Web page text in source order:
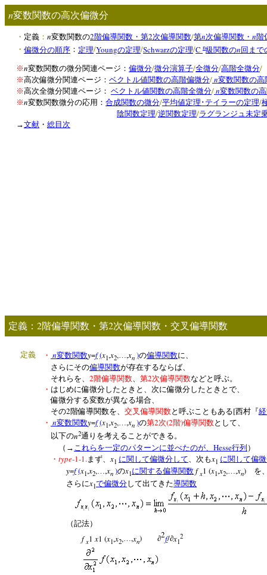
n変数関数の高次偏微分
・ 定義 ： n変数関数の2階偏導関数・第2次偏導関数/第n次偏導関数・ n階
・ 偏微分の順序 ： 定理/Youngの定理/Schwarzの定理/C n級関数のn回まで
※n変数関数の微分関連ページ： 偏微分/微分演算子/全微分/高階全微分/
※高次偏微分関連ページ： ベクトル値関数の高階偏微分/n変数関数の高
※高次全微分関連ページ： ベクトル値関数の高階全微分/n変数関数の
※n変数関数微分の応用： 合成関数の微分/平均値定理･テイラーの定理/
陰関数定理/逆関数定理/ラグランジュ未定
→文献 ・ 総目次
定義： 2階偏導関数・第2次偏導関数・交叉偏導関数
定義 ・ n変数関数y=f(x1,x2,…,xn )の偏導関数に、
さらにその偏導関数が存在するならば、
それらを、 2階偏導関数 第2次偏導関数などと呼ぶ。
・ はじめに偏微分したときと、次に偏微分したときとで、
偏微分する変数が異なる場合、
その2階偏導関数を、 交叉偏導関数と呼ぶこともある[西村『
・ n変数関数y=f(x1,x2, ,xn )の第2次(2階)偏導関数として、
以下のn2通りを考えることができる。
（→ これらを一定のパターンに並べたのが、 Hesse行列 ）
・ type-1-1. まず、 x1 に関して偏微分して 、次も x1 に関して偏
y=f(x1,x2,…,xn )のx1に関する偏導関数 fx1 (x1,x2,…,xn) を
さらにx1で偏微分して出てきた導関数
（記法）
fx1 x1 (x1,x2,…,xn) ∂2f/∂x1
2